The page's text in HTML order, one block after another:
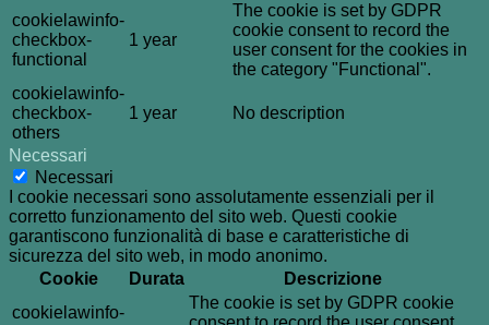
cookielawinfo-
checkbox-
functional
1 year
The cookie is set by GDPR
cookie consent to record the
user consent for the cookies in
the category "Functional".
cookielawinfo-
checkbox-
others
1 year No description
Necessari
Necessari
I cookie necessari sono assolutamente essenziali per il
corretto funzionamento del sito web. Questi cookie
garantiscono funzionalità di base e caratteristiche di
sicurezza del sito web, in modo anonimo.
Cookie
Durata
Descrizione
cookielawinfo-
The cookie is set by GDPR cookie